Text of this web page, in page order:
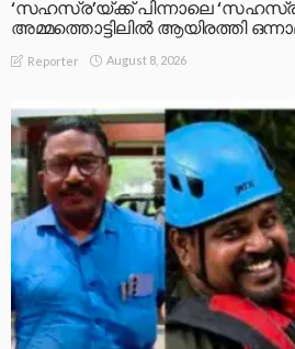
‘സഹസ്ര’യ്ക്ക് പിന്നാലെ
അമ്മത്തൊട്ടിലിൽ ആയിരത്തി
Reporter August 8, 2026